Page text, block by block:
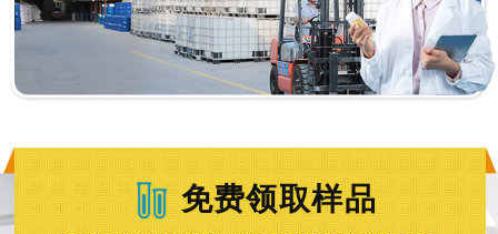
免费领取样品